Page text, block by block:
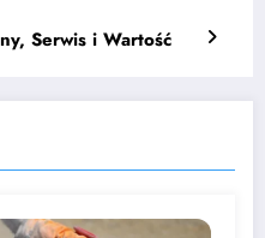
Serwis i Wartość